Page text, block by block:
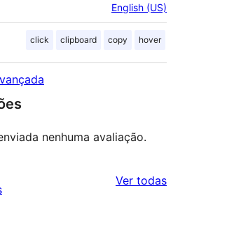
English (US)
click clipboard copy hover
nenhuma avaliação.
Ver todasavaliações